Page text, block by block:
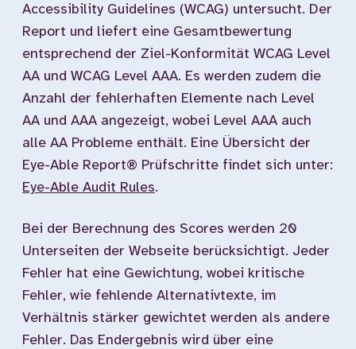
Accessibility Guidelines (WCAG) untersucht. Der
Report und liefert eine Gesamtbewertung
entsprechend der Ziel-Konformität WCAG Level
AA und WCAG Level AAA. Es werden zudem die
Anzahl der fehlerhaften Elemente nach Level
AA und AAA angezeigt, wobei Level AAA auch
alle AA Probleme enthält. Eine Übersicht der
Eye-Able Report® Prüfschritte findet sich unter:
Eye-Able Audit Rules.
Bei der Berechnung des Scores werden 20
Unterseiten der Webseite berücksichtigt. Jeder
Fehler hat eine Gewichtung, wobei kritische
Fehler, wie fehlende Alternativtexte, im
Verhältnis stärker gewichtet werden als andere
Fehler. Das Endergebnis wird über eine